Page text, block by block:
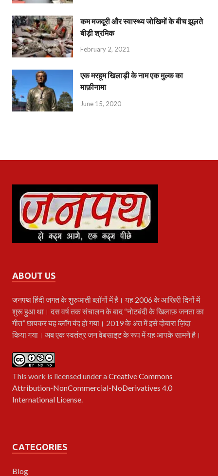
कम मजदूरी और स्वास्थ्य जोखिमों के बीच झूलते
बीड़ी श्रमिक
February 2, 2021
एक मरहूम खिलाड़ी के नाम एक मुल्क का
माफ़ीनामा
June 15, 2020
ABOUT US
जनपथहिंदी जगत के शुरुआती ब्लॉगों में है। यह 2006 के आखिरी दिनों में
शुरू हुआ था। दस वर्ष तक संचालन के बाद “नोटबंदी के खिलाफ़ जनता का
गीत” छापकर यह ब्लॉग बंद हो गया। 2019 के अंत में इसे दोबारा ज़िंदा
किया गया। अब एक स्वतंत्र जन वेबसाइट के रूप में यह आपके सामने है।
This work is licensed under aCreative Commons
Attribution-NonCommercial-NoDerivatives 4.0
International License.
CATEGORIES
Blog